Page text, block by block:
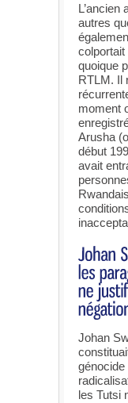
L’ancien
autres
quoique
RTLM. Il
moment
Arusha
début
avait
Johan
génocide
les Tutsi